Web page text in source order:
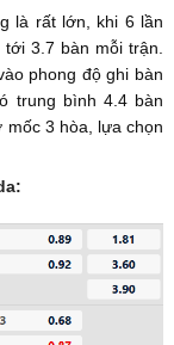
là rất lớn, khi 6 lần
3.7 bàn mỗi trận.
phong độ ghi bàn
trung bình 4.4 bàn
mốc 3 hòa, lựa chọn